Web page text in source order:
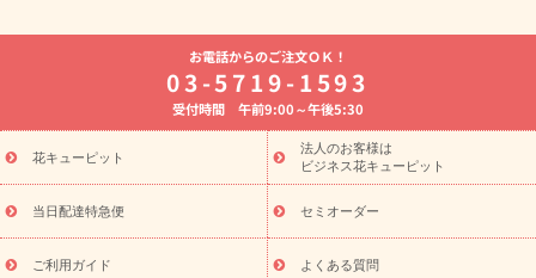
よく贈られる花
お祝いの花特集
誕生日フラワーギフト特集
8月の誕生花(トルコキキョウ)
開店・開業祝い
お供え・お悔やみ お供え・お悔やみの花
通夜・葬儀に贈る花 胡蝶蘭・花鉢
ーブドフラワー
季節のイベント
ひまわり ギフト・プレゼント
特集
お盆 花（新盆・初盆） 季節のイベント
お盆 花（新
盆・初盆）
お盆 花（新盆・初盆）
お盆・お供え 花とセットギ
フト
お盆・お供え プリザーブドフラワー
ひまわり ギフト・プ
レゼント特集
夏の花贈り・お中元・暑中見舞い 花のギフト特集
敬老の日におくる花ギフト・プレゼント特集
お電話からのご注文ＯＫ！
03-5719-1593
受付時間 午前9:00～午後5:30
花キューピット
法人のお客様は
ビジネス花キューピット
当日配達特急便 セミオーダー
ご利用ガイド よくある質問